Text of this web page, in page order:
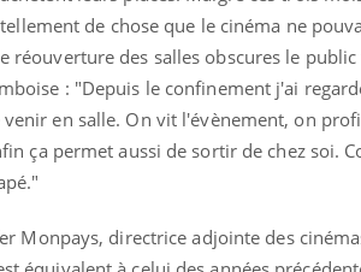
de chose que le cinéma ne
des salles obscures le
: "Depuis le confinement j'ai
en salle. On vit l'évènement, on
ça permet aussi de sortir de chez soi.
Monpays, directrice adjointe des